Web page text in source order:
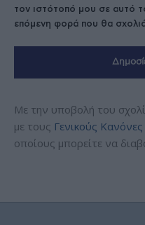
τον ιστότοπό μου σε αυτό
επόμενη φορά που θα
Με την υποβολή του
με τους Γενικούς
οποίους μπορείτε να